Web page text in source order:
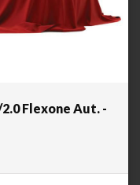
2.0 Flexone Aut. -